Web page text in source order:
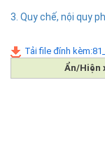
3. Quy chế, nội quy
Tải file đính
Ẩn/Hiện